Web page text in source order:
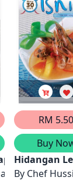
Sehari : Ahad
RM 5.50
Buy
Hidangan
By Chef